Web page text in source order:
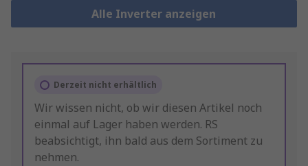
Alle Inverter anzeigen
Derzeit nicht erhältlich
Wir wissen nicht, ob wir diesen Artikel noch
einmal auf Lager haben werden. RS
beabsichtigt, ihn bald aus dem Sortiment zu
nehmen.